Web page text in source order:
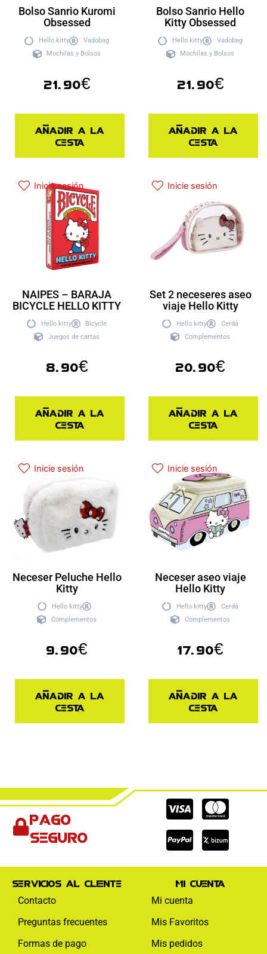
Bolso Sanrio Kuromi
Obsessed
Hello kitty
Vadobag
Mochilas y Bolsos
21.90€
Añadir a la
cesta
Bolso Sanrio Hello
Kitty Obsessed
Hello kitty
Vadobag
Mochilas y Bolsos
21.90€
Añadir a la
cesta
Inicie sesión
NAIPES – BARAJA
BICYCLE HELLO KITTY
Hello kitty
Bicycle
Juegos de cartas
8.90€
Añadir a la
cesta
Inicie sesión
Set 2 neceseres aseo
viaje Hello Kitty
Hello kitty
Cerdá
Complementos
20.90€
Añadir a la
cesta
Inicie sesión
Neceser Peluche Hello
Kitty
Hello kitty
Complementos
9.90€
Añadir a la
cesta
Inicie sesión
Neceser aseo viaje
Hello Kitty
Hello kitty
Cerdá
Complementos
17.90€
Añadir a la
cesta
Pago
seguro
Cc-
visa
Cc-
Cc-
paypal
Servicios al cliente
Contacto
Preguntas frecuentes
Formas de pago
Mi cuenta
Mi cuenta
Mis Favoritos
Mis pedidos